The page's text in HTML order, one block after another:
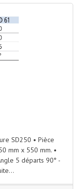
SD250 • Pièce
mm x 550 mm. •
5 départs 90° -